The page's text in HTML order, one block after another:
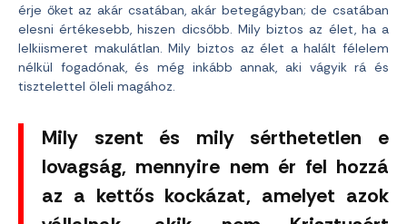
érje őket az akár csatában, akár betegágyban; de csatában
elesni értékesebb, hiszen dicsőbb. Mily biztos az élet, ha a
lelkiismeret makulátlan. Mily biztos az élet a halált félelem
nélkül fogadónak, és még inkább annak, aki vágyik rá és
tisztelettel öleli magához.
Mily szent és mily sérthetetlen e
lovagság, mennyire nem ér fel hozzá
az a kettős kockázat, amelyet azok